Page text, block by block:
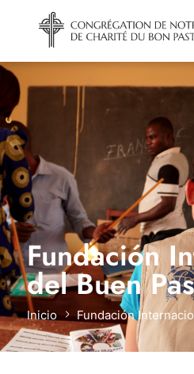
Fundación
del Buen
Inicio Fundación